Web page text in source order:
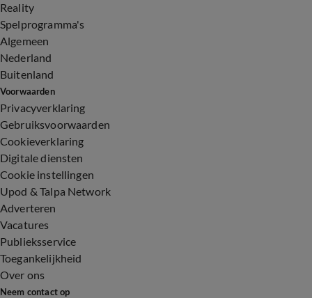
Reality
Spelprogramma's
Algemeen
Nederland
Buitenland
Voorwaarden
Privacyverklaring
Gebruiksvoorwaarden
Cookieverklaring
Digitale diensten
Cookie instellingen
Upod & Talpa Network
Adverteren
Vacatures
Publieksservice
Toegankelijkheid
Over ons
Neem contact op